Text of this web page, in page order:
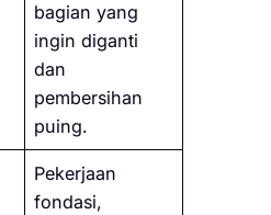
bagian yang
ingin diganti
dan
pembersihan
puing.
Pekerjaan
fondasi,